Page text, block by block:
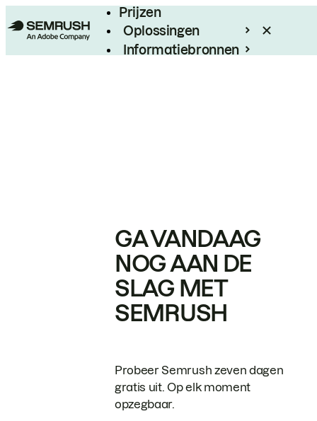
Prijzen
Oplossingen
Informatiebronnen
GA VANDAAG
NOG AAN DE
SLAG MET
SEMRUSH
Probeer Semrush zeven dagen
gratis uit. Op elk moment
opzegbaar.